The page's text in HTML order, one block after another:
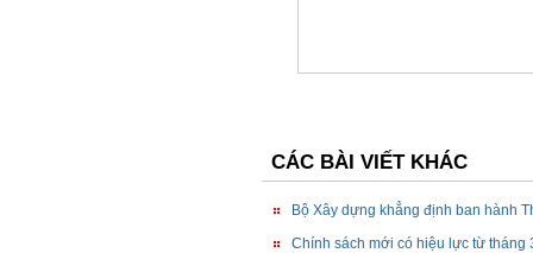
CÁC BÀI VIẾT KHÁC
Bộ Xây dựng khẳng định ban hành
Chính sách mới có hiệu lực từ tháng